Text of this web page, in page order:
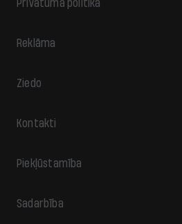
Privātuma politika
Reklāma
Ziedo
Kontakti
Piekļūstamība
Sadarbība